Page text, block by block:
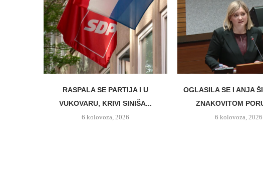
RASPALA SE PARTIJA I U
VUKOVARU, KRIVI SINIŠA...
6 kolovoza, 2026
OGLASILA SE I ANJA
ZNAKOVITOM
6 kolovoza, 2026